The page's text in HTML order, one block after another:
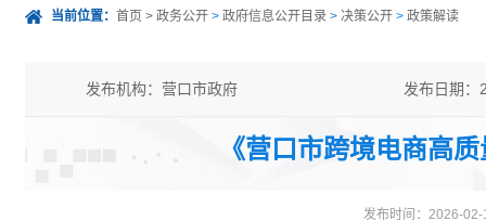
当前位置： 首页 > 政务公开 > 政府信息公开目录 > 决策公开 > 政策解读
发布机构：营口市政府
发布日期：
《营口市跨境电商高
发布时间：2026-02-